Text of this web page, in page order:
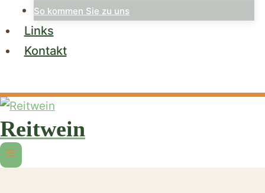
So kommen Sie zu uns
Links
Kontakt
Reitwein